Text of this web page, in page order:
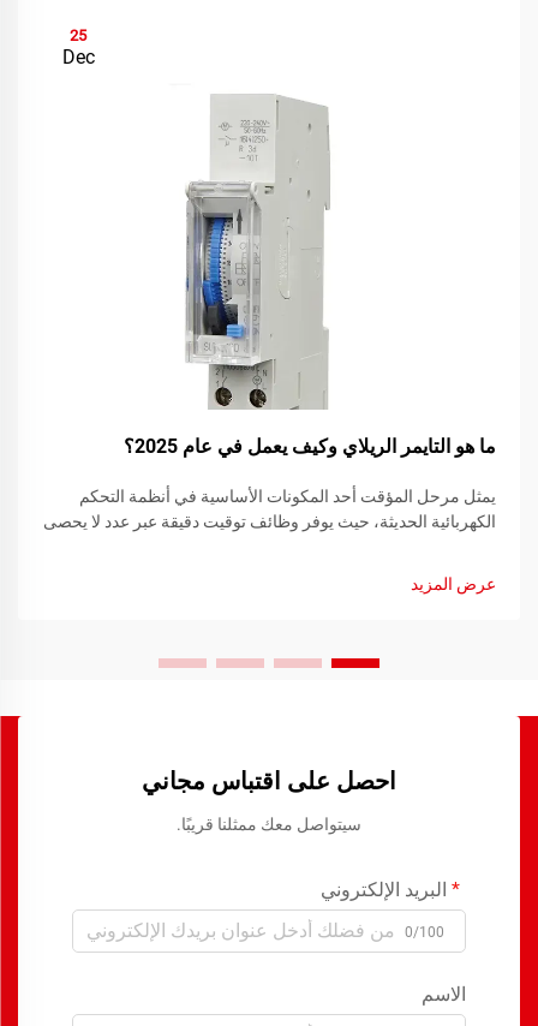
25
Dec
ما هو التايمر الريلاي وكيف يعمل في عام 2025؟
يمثل مرحل المؤقت أحد المكونات الأساسية في أنظمة التحكم
الكهربائية الحديثة، حيث يوفر وظائف توقيت دقيقة عبر عدد لا يحصى
عرض المزيد
احصل على اقتباس مجاني
سيتواصل معك ممثلنا قريبًا.
البريد الإلكتروني
0/100
الاسم